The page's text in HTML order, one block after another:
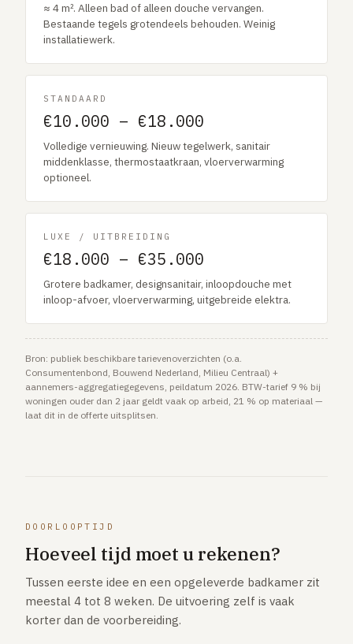
≈ 4 m². Alleen bad of alleen douche vervangen.
Bestaande tegels grotendeels behouden. Weinig
installatiewerk.
STANDAARD
€10.000 – €18.000
Volledige vernieuwing. Nieuw tegelwerk, sanitair
middenklasse, thermostaatkraan, vloerverwarming
optioneel.
LUXE / UITBREIDING
€18.000 – €35.000
Grotere badkamer, designsanitair, inloopdouche met
inloop-afvoer, vloerverwarming, uitgebreide elektra.
Bron: publiek beschikbare tarievenoverzichten (o.a.
Consumentenbond, Bouwend Nederland, Milieu Centraal) +
aannemers-aggregatiegegevens, peildatum 2026. BTW-tarief 9 % bij
woningen ouder dan 2 jaar geldt vaak op arbeid, 21 % op materiaal —
laat dit in de offerte uitsplitsen.
DOORLOOPTIJD
Hoeveel tijd moet u rekenen?
Tussen eerste idee en een opgeleverde badkamer zit
meestal 4 tot 8 weken. De uitvoering zelf is vaak
korter dan de voorbereiding.